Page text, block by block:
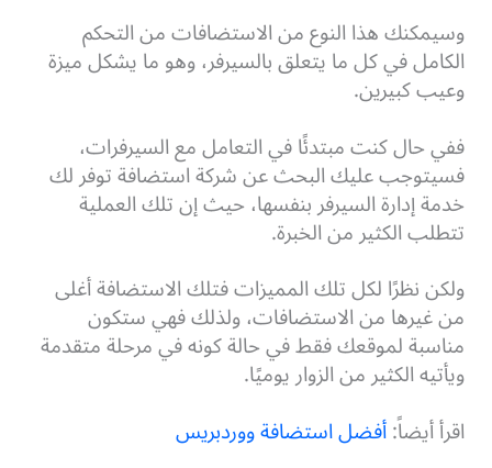
وسيمكنك هذا النوع من الاستضافات من التحكم
الكامل في كل ما يتعلق بالسيرفر، وهو ما يشكل ميزة
وعيب كبيرين.
ففي حال كنت مبتدئًا في التعامل مع السيرفرات،
فسيتوجب عليك البحث عن شركة استضافة توفر لك
خدمة إدارة السيرفر بنفسها، حيث إن تلك العملية
تتطلب الكثير من الخبرة.
ولكن نظرًا لكل تلك المميزات فتلك الاستضافة أغلى
من غيرها من الاستضافات، ولذلك فهي ستكون
مناسبة لموقعك فقط في حالة كونه في مرحلة متقدمة
ويأتيه الكثير من الزوار يوميًا.
اقرأ أيضاً:أفضل استضافة ووردبريس